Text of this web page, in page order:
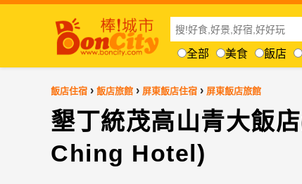
全部 美食 飯店
飯店住宿 › 飯店旅館 › 屏東飯店住宿 › 屏東飯店旅館
墾丁統茂高山青大飯
Ching Hotel)